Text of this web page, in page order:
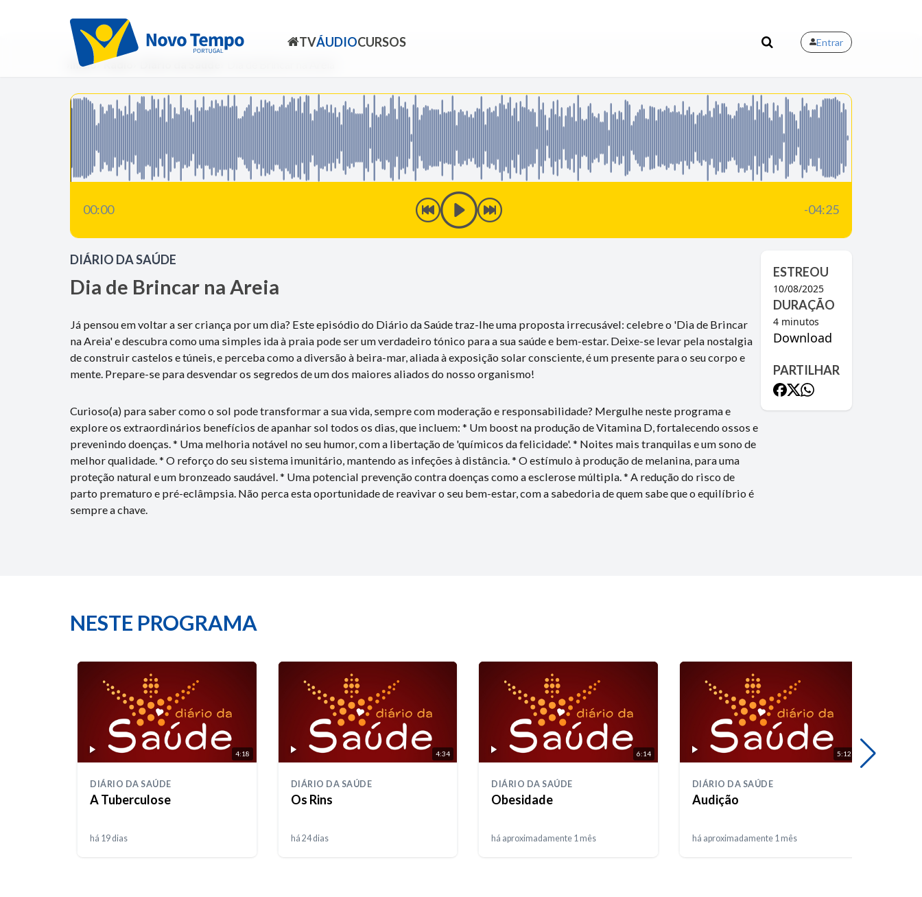
TVÁUDIOCURSOS Entrar
Início Rádio
00:00 -04:25
DIÁRIO DA SAÚDE
Dia de Brincar na Areia
Já pensou em voltar a ser criança por um dia? Este episódio do Diário da Saúde traz-lhe uma proposta irrecusável: celebre o 'Dia de Brincar
na Areia' e descubra como uma simples ida à praia pode ser um verdadeiro tónico para a sua saúde e bem-estar. Deixe-se levar pela nostalgia
de construir castelos e túneis, e perceba como a diversão à beira-mar, aliada à exposição solar consciente, é um presente para o seu corpo e
mente. Prepare-se para desvendar os segredos de um dos maiores aliados do nosso organismo!
Curioso(a) para saber como o sol pode transformar a sua vida, sempre com moderação e responsabilidade? Mergulhe neste programa e
explore os extraordinários benefícios de apanhar sol todos os dias, que incluem: * Um boost na produção de Vitamina D, fortalecendo ossos e
prevenindo doenças. * Uma melhoria notável no seu humor, com a libertação de 'químicos da felicidade'. * Noites mais tranquilas e um sono de
melhor qualidade. * O reforço do seu sistema imunitário, mantendo as infeções à distância. * O estímulo à produção de melanina, para uma
proteção natural e um bronzeado saudável. * Uma potencial prevenção contra doenças como a esclerose múltipla. * A redução do risco de
parto prematuro e pré-eclâmpsia. Não perca esta oportunidade de reavivar o seu bem-estar, com a sabedoria de quem sabe que o equilíbrio é
sempre a chave.
ESTREOU
10/08/2025
DURAÇÃO
4 minutos
Download
PARTILHAR
NESTE PROGRAMA
4:18
DIÁRIO DA SAÚDE
A Tuberculose
há 19 dias
4:34
DIÁRIO DA SAÚDE
Os Rins
há 24 dias
6:14
DIÁRIO DA SAÚDE
Obesidade
há aproximadamente 1 mês
5:12
DIÁRIO DA SAÚDE
Audição
há aproximadamente 1 mês